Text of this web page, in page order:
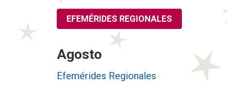
EFEMÉRIDES REGIONALES
Agosto
Efemérides Regionales